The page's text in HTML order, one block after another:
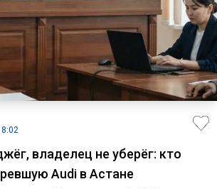
владелец не уберёг: кто
Audi в Астане